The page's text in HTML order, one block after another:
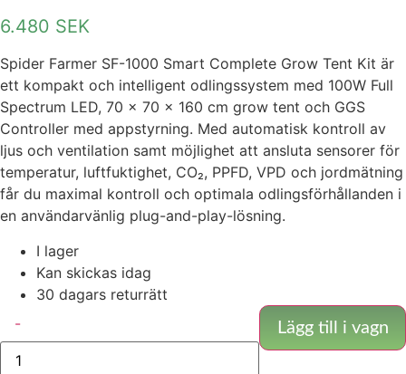
6.480 SEK
Spider Farmer SF-1000 Smart Complete Grow Tent Kit är
ett kompakt och intelligent odlingssystem med 100W Full
Spectrum LED, 70 × 70 × 160 cm grow tent och GGS
Controller med appstyrning. Med automatisk kontroll av
ljus och ventilation samt möjlighet att ansluta sensorer för
temperatur, luftfuktighet, CO₂, PPFD, VPD och jordmätning
får du maximal kontroll och optimala odlingsförhållanden i
en användarvänlig plug-and-play-lösning.
I lager
Kan skickas idag
30 dagars returrätt
Farmer
Komplett
Kit
- Lägg till i vagn